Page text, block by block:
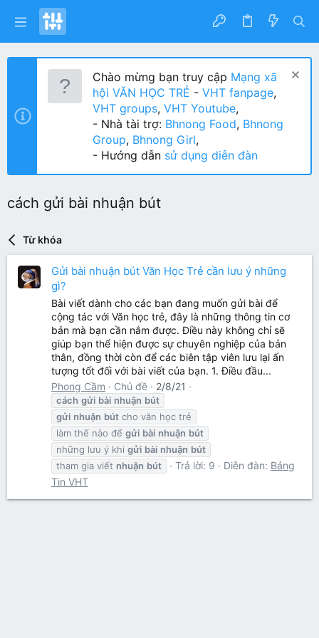
Chào mừng bạn truy cập Mạng xã
hội VĂN HỌC TRẺ - VHT fanpage,
VHT groups, VHT Youtube,
- Nhà tài trợ: Bhnong Food, Bhnong
Group, Bhnong Girl,
- Hướng dẫn sử dụng diễn đàn
cách gửi bài nhuận bút
Từ khóa
Gửi bài nhuận bút Văn Học Trẻ cần lưu ý những
gì?
Bài viết dành cho các bạn đang muốn gửi bài để
cộng tác với Văn học trẻ, đây là những thông tin cơ
bản mà bạn cần nắm được. Điều này không chỉ sẽ
giúp bạn thể hiện được sự chuyên nghiệp của bản
thân, đồng thời còn để các biên tập viên lưu lại ấn
tượng tốt đối với bài viết của bạn. 1. Điều đầu...
Phong Cầm
Chủ đề 2/8/21
cách gửi bài nhuận bút
gửi nhuận bút cho văn học trẻ
làm thế nào để gửi bài nhuận bút
những lưu ý khi gửi bài nhuận bút
tham gia viết nhuận bút Trả lời: 9 Diễn đàn: Bảng
Tin VHT